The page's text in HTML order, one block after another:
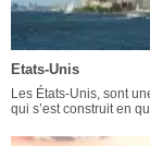
Etats-Unis
Les États-Unis, sont
qui s’est construit en